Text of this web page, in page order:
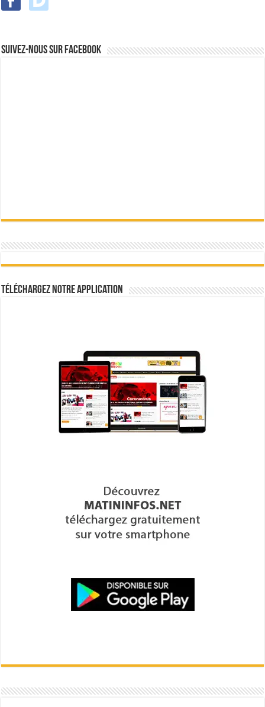
Suivez-nous sur Facebook
Téléchargez notre Application